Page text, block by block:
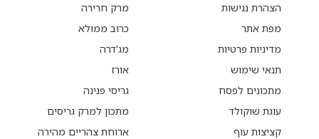
הצהרת נגישות
מפת אתר
מדיניות פרטיות
תנאי שימוש
מתכונים לפסח
עוגת שוקולד
קציצות עוף
מרק חרירה
כרוב ממולא
מג'דרה
אורז
גריסי פנינה
מתכון למרק גריסים
ארוחת צהריים מהירה